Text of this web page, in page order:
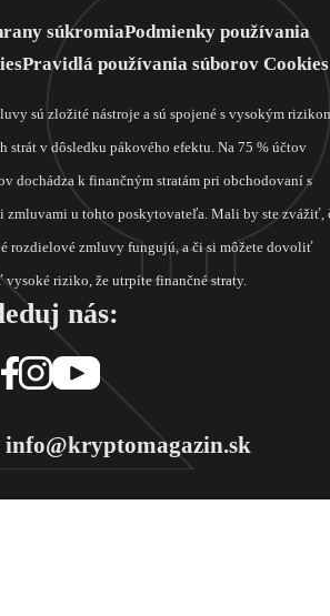
súkromiaPodmienky používania
Pravidlá používania súborov Cookies
sú zložité nástroje a sú spojené s vysokým
strát v dôsledku pákového efektu. Na 75 % účtov
dochádza k finančným stratám pri obchodovaní s
u tohto poskytovateľa. Mali by ste zvážiť,
rozdielové zmluvy fungujú, a či si môžete dovoliť
riziko, že utrpíte finančné straty.
nás: